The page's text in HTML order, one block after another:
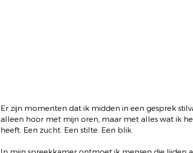
Er zijn momenten dat ik midden in een gesprek
alleen hoor met mijn oren, maar met alles wat ik
heeft. Een zucht. Een stilte. Een blik.